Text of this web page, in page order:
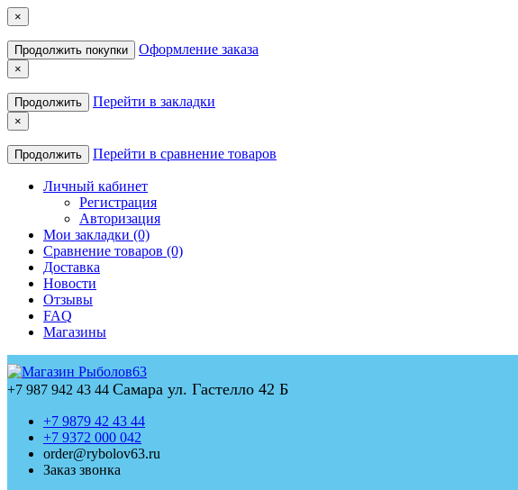
×
Продолжить покупки Оформление заказа
×
Продолжить Перейти в закладки
×
Продолжить Перейти в сравнение товаров
Личный кабинет
Регистрация
Авторизация
Мои закладки (0)
Сравнение товаров (0)
Доставка
Новости
Отзывы
FAQ
Магазины
+7 987 942 43 44 Самара ул. Гастелло 42 Б
+7 9879 42 43 44
+7 9372 000 042
order@rybolov63.ru
Заказ звонка